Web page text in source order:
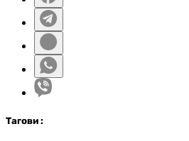
Тагови :